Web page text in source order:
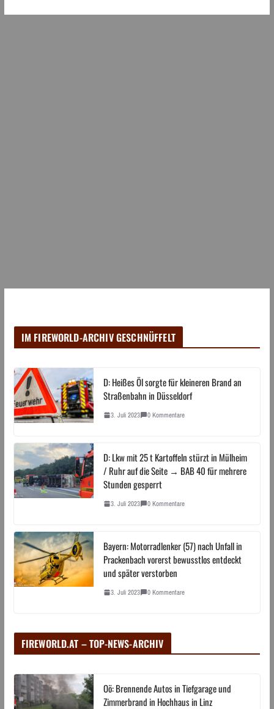
IM FIREWORLD-ARCHIV GESCHNÜFFELT
D: Heißes Öl sorgte für kleineren Brand an
Straßenbahn in Düsseldorf
3. Juli 2023 0 Kommentare
D: Lkw mit 25 t Kartoffeln stürzt in Mülheim
/ Ruhr auf die Seite → BAB 40 für mehrere
Stunden gesperrt
3. Juli 2023 0 Kommentare
Bayern: Motorradlenker (57) nach Unfall in
Prackenbach vorerst bewusstlos entdeckt
und später verstorben
3. Juli 2023 0 Kommentare
FIREWORLD.AT – TOP-NEWS-ARCHIV
Oö: Brennende Autos in Tiefgarage und
Zimmerbrand in Hochhaus in Linz